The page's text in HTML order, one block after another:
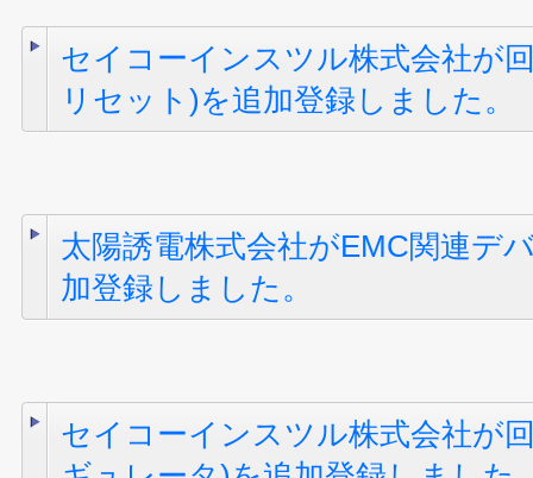
セイコーインスツル株式会社が
リセット)を追加登録しました。
太陽誘電株式会社がEMC関連デ
加登録しました。
セイコーインスツル株式会社が